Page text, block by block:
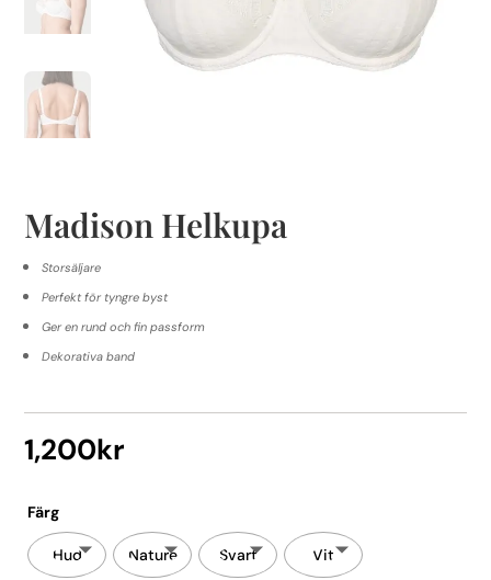
Madison Helkupa
Storsäljare
Perfekt för tyngre byst
Ger en rund och fin passform
Dekorativa band
1,200kr
Färg
Hud Nature Svart Vit